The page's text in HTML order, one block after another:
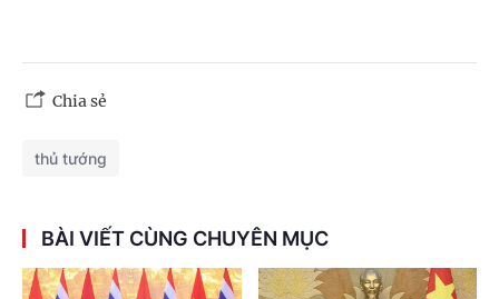
Chia sẻ
thủ tướng
BÀI VIẾT CÙNG CHUYÊN MỤC